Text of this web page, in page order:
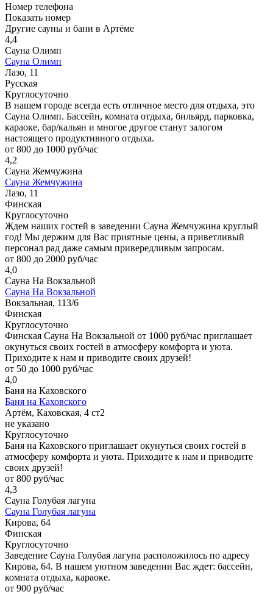
Номер телефона
Показать номер
Другие сауны и бани в Артёме
4,4
Сауна Олимп
Сауна Олимп
Лазо, 11
Русская
Круглосуточно
В нашем городе всегда есть отличное место для отдыха, это
Сауна Олимп. Бассейн, комната отдыха, бильярд, парковка,
караоке, бар/кальян и многое другое станут залогом
настоящего продуктивного отдыха.
от 800 до 1000 руб/час
4,2
Сауна Жемчужина
Сауна Жемчужина
Лазо, 11
Финская
Круглосуточно
Ждем наших гостей в заведении Сауна Жемчужина круглый
год! Мы держим для Вас приятные цены, а приветливый
персонал рад даже самым привередливым запросам.
от 800 до 2000 руб/час
4,0
Сауна На Вокзальной
Сауна На Вокзальной
Вокзальная, 113/6
Финская
Круглосуточно
Финская Сауна На Вокзальной от 1000 руб/час приглашает
окунуться своих гостей в атмосферу комфорта и уюта.
Приходите к нам и приводите своих друзей!
от 50 до 1000 руб/час
4,0
Баня на Каховского
Баня на Каховского
Артём, Каховская, 4 ст2
не указано
Круглосуточно
Баня на Каховского приглашает окунуться своих гостей в
атмосферу комфорта и уюта. Приходите к нам и приводите
своих друзей!
от 800 руб/час
4,3
Сауна Голубая лагуна
Сауна Голубая лагуна
Кирова, 64
Финская
Круглосуточно
Заведение Сауна Голубая лагуна расположилось по адресу
Кирова, 64. В нашем уютном заведении Вас ждет: бассейн,
комната отдыха, караоке.
от 900 руб/час